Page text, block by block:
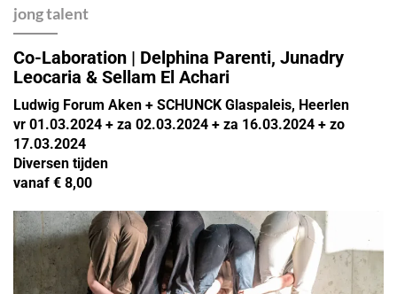
jong talent
Co-Laboration | Delphina Parenti, Junadry
Leocaria & Sellam El Achari
Ludwig Forum Aken + SCHUNCK Glaspaleis, Heerlen
vr 01.03.2024 + za 02.03.2024 + za 16.03.2024 + zo
17.03.2024
Diversen tijden
vanaf € 8,00